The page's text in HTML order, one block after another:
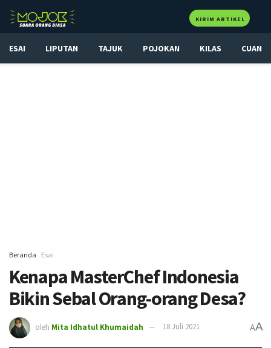
KIRIM ARTIKEL
ESAI LIPUTAN TAJUK POJOKAN KILAS CUAN
Beranda Esai
Kenapa MasterChef Indonesia
Bikin Sebal Orang-orang Desa?
oleh Mita Idhatul Khumaidah 18 Juli 2021 AA